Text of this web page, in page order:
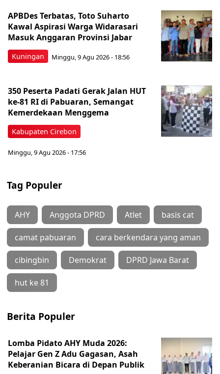
Kuningan
APBDes Terbatas, Toto Suharto
Kawal Aspirasi Warga Widarasari
Masuk Anggaran Provinsi Jabar
Minggu, 9 Agu 2026 - 18:56
Kabupaten Cirebon
350 Peserta Padati Gerak Jalan HUT
ke-81 RI di Pabuaran, Semangat
Kemerdekaan Menggema
Minggu, 9 Agu 2026 - 17:56
Tag Populer
AHY Anggota DPRD Atlet basis cat
camat pabuaran cara berkendara yang aman
cibingbin Demokrat DPRD Jawa Barat
hut ke 81
Berita Populer
Lomba Pidato AHY Muda 2026:
Pelajar Gen Z Adu Gagasan, Asah
Keberanian Bicara di Depan Publik